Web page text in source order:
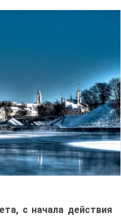
с на­ча­ла дей­ствия